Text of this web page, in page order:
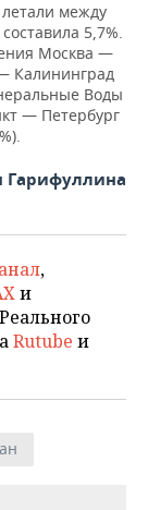
между
5,7%.
Москва —
Калининград
Воды
— Петербург
Гарифуллина
,
и
Rutube и